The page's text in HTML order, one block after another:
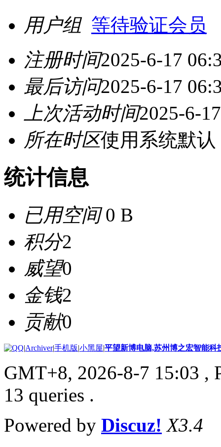
用户组 等待验证会员
注册时间2025-6-17
最后访问2025-6-17
上次活动时间2025-6-
所在时区使用系统默认
统计信息
已用空间0 B
积分2
威望0
金钱2
贡献0
|Archiver|手机版|小黑屋|平望新博电脑,苏州博之宏智能科
GMT+8, 2026-8-7 15:03 ,
13 queries .
Powered by Discuz! X3.4